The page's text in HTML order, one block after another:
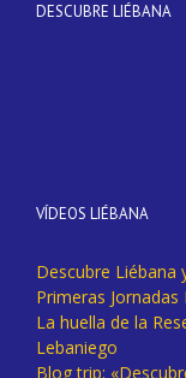
DESCUBRE LIÉBANA
VÍDEOS LIÉBANA
Descubre Liébana
Primeras
La huella de la
Lebaniego
Blog trip: